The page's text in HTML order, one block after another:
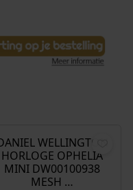
WELLINGTON
HORLOGE OPHELIA
MINI DW00100938
MESH …